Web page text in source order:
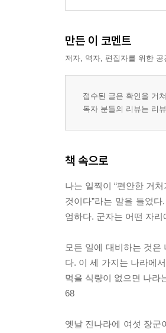
만든 이 코멘트
저자, 역자, 편집자를 위한
접수된 글은 확인을 거
독자 분들의 리뷰는 리
책 속으로
나는 일찍이 “편안한 거
것이다”라는 말을 들었
엄하다. 군자는 어떤 자
모든 일에 대비하는 것은
다. 이 세 가지는 나라에
먹을 식량이 없으면 나라
68
옛날 진나라에 여섯 장군